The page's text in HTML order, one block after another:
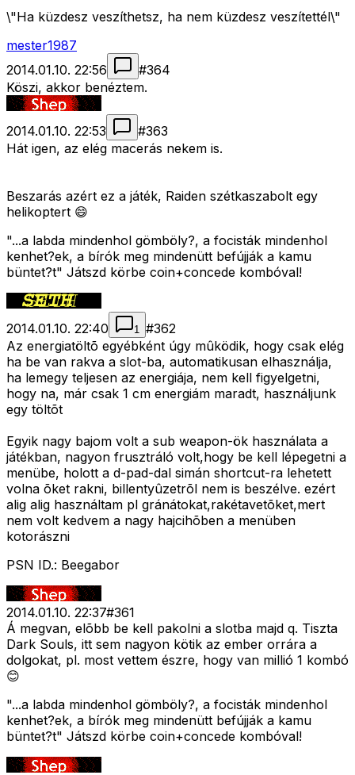
\"Ha küzdesz veszíthetsz, ha nem küzdesz veszítettél\"
mester1987
2014.01.10. 22:56
#364
Köszi, akkor benéztem.
2014.01.10. 22:53 #363
Hát igen, az elég macerás nekem is.
Beszarás azért ez a játék, Raiden szétkaszabolt egy
helikoptert 😄
"...a labda mindenhol gömböly?, a focisták mindenhol
kenhet?ek, a bírók meg mindenütt befújják a kamu
büntet?t" Játszd körbe coin+concede kombóval!
2014.01.10. 22:40 1 #362
Az energiatöltõ egyébként úgy mûködik, hogy csak elég
ha be van rakva a slot-ba, automatikusan elhasználja,
ha lemegy teljesen az energiája, nem kell figyelgetni,
hogy na, már csak 1 cm energiám maradt, használjunk
egy töltõt
Egyik nagy bajom volt a sub weapon-ök használata a
játékban, nagyon frusztráló volt,hogy be kell lépegetni a
menübe, holott a d-pad-dal simán shortcut-ra lehetett
volna õket rakni, billentyûzetrõl nem is beszélve. ezért
alig alig használtam pl gránátokat,rakétavetõket,mert
nem volt kedvem a nagy hajcihõben a menüben
kotorászni
PSN ID.: Beegabor
2014.01.10. 22:37#361
Á megvan, elõbb be kell pakolni a slotba majd q. Tiszta
Dark Souls, itt sem nagyon kötik az ember orrára a
dolgokat, pl. most vettem észre, hogy van millió 1 kombó
😊
"...a labda mindenhol gömböly?, a focisták mindenhol
kenhet?ek, a bírók meg mindenütt befújják a kamu
büntet?t" Játszd körbe coin+concede kombóval!